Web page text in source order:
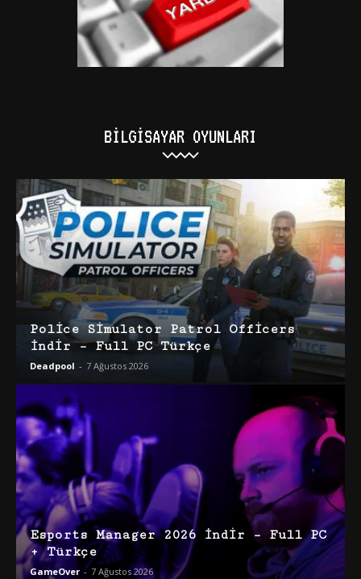
BILGISAYAR OYUNLARI
Police Simulator Patrol Officers
İndir – Full PC Türkçe
Deadpool - 7 Ağustos 2026
Esports Manager 2026 İndir – Full PC
+ Türkçe
GameOver - 7 Ağustos 2026